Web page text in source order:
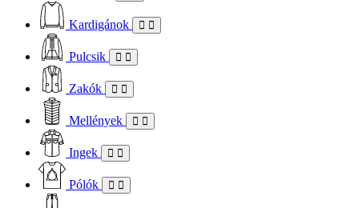
Kardigánok
Pulcsik
Zakók
Mellények
Ingek
Pólók